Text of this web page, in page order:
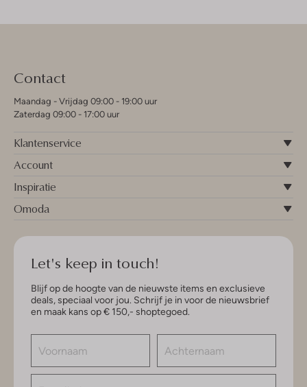
Contact
Maandag - Vrijdag 09:00 - 19:00 uur
Zaterdag 09:00 - 17:00 uur
Klantenservice
Account
Inspiratie
Omoda
Let's keep in touch!
Blijf op de hoogte van de nieuwste items en exclusieve
deals, speciaal voor jou. Schrijf je in voor de nieuwsbrief
en maak kans op € 150,- shoptegoed.